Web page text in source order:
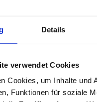
Details
verwendet Cookies
Cookies, um Inhalte und
Funktionen für soziale